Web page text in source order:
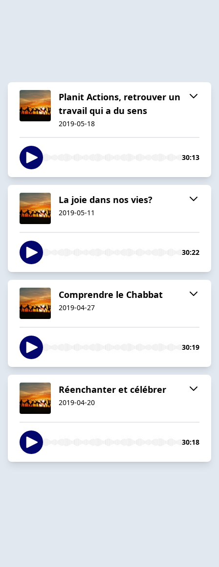
Planit Actions, retrouver un
travail qui a du sens
2019-05-18
30:13
La joie dans nos vies?
2019-05-11
30:22
Comprendre le Chabbat
2019-04-27
30:19
Réenchanter et célébrer
2019-04-20
30:18